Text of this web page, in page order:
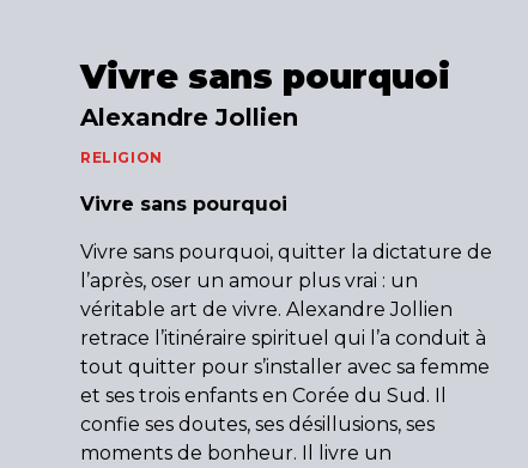
Vivre sans pourquoi
Alexandre Jollien
RELIGION
Vivre sans pourquoi
Vivre sans pourquoi, quitter la dictature de
l’après, oser un amour plus vrai : un
véritable art de vivre. Alexandre Jollien
retrace l’itinéraire spirituel qui l’a conduit à
tout quitter pour s’installer avec sa femme
et ses trois enfants en Corée du Sud. Il
confie ses doutes, ses désillusions, ses
moments de bonheur. Il livre un